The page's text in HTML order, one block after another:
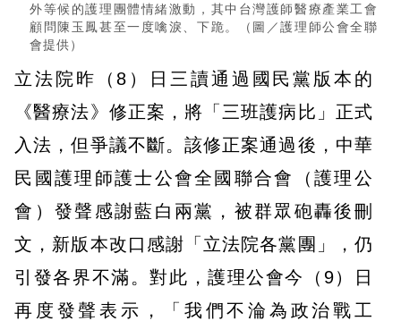
外等候的護理團體情緒激動，其中台灣護師醫療產業工會
顧問陳玉鳳甚至一度噙淚、下跪。（圖／護理師公會全聯
會提供）
立法院昨（8）日三讀通過國民黨版本的
《醫療法》修正案，將「三班護病比」正式
入法，但爭議不斷。該修正案通過後，中華
民國護理師護士公會全國聯合會（護理公
會）發聲感謝藍白兩黨，被群眾砲轟後刪
文，新版本改口感謝「立法院各黨團」，仍
引發各界不滿。對此，護理公會今（9）日
再度發聲表示，「我們不淪為政治戰工